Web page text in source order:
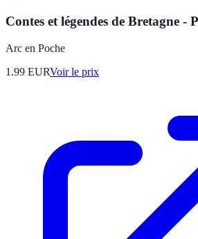
Contes et légendes de Bretagne -
Arc en Poche
1.99 EURVoir le prix